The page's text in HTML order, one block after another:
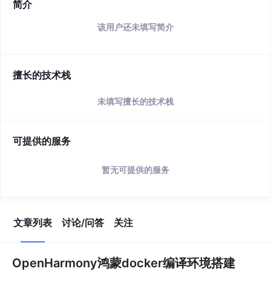
简介
该用户还未填写简介
擅长的技术栈
未填写擅长的技术栈
可提供的服务
暂无可提供的服务
文章列表 讨论/问答 关注
OpenHarmony鸿蒙docker编译环境搭建